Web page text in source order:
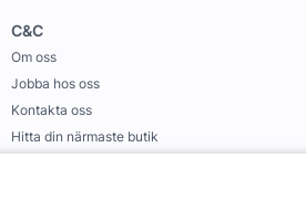
C&C
Om oss
Jobba hos oss
Kontakta oss
Hitta din närmaste butik